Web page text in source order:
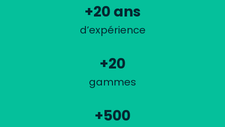
+20 ans
d’expérience
+20
gammes
+500